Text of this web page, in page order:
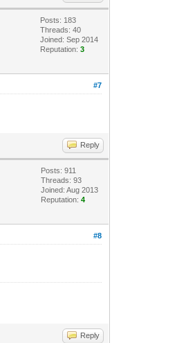
Posts: 183
Threads: 40
Joined: Sep 2014
Reputation:3
#7
Reply
Posts: 911
Threads: 93
Joined: Aug 2013
Reputation:4
#8
Reply